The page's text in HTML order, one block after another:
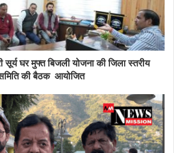
सूर्य घर मुफ्त बिजली योजना की जिला स्तरीय
की बैठक आयोजित